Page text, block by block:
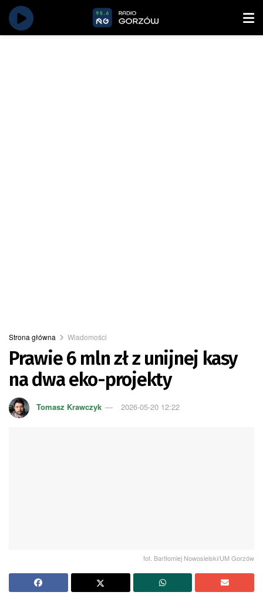
Strona główna Wiadomości
Prawie 6 mln zł z unijnej kasy
na dwa eko-projekty
Tomasz Krawczyk 2026-05-20 12:22
fot. Bartłomiej Nowosielski/UM Gorzów